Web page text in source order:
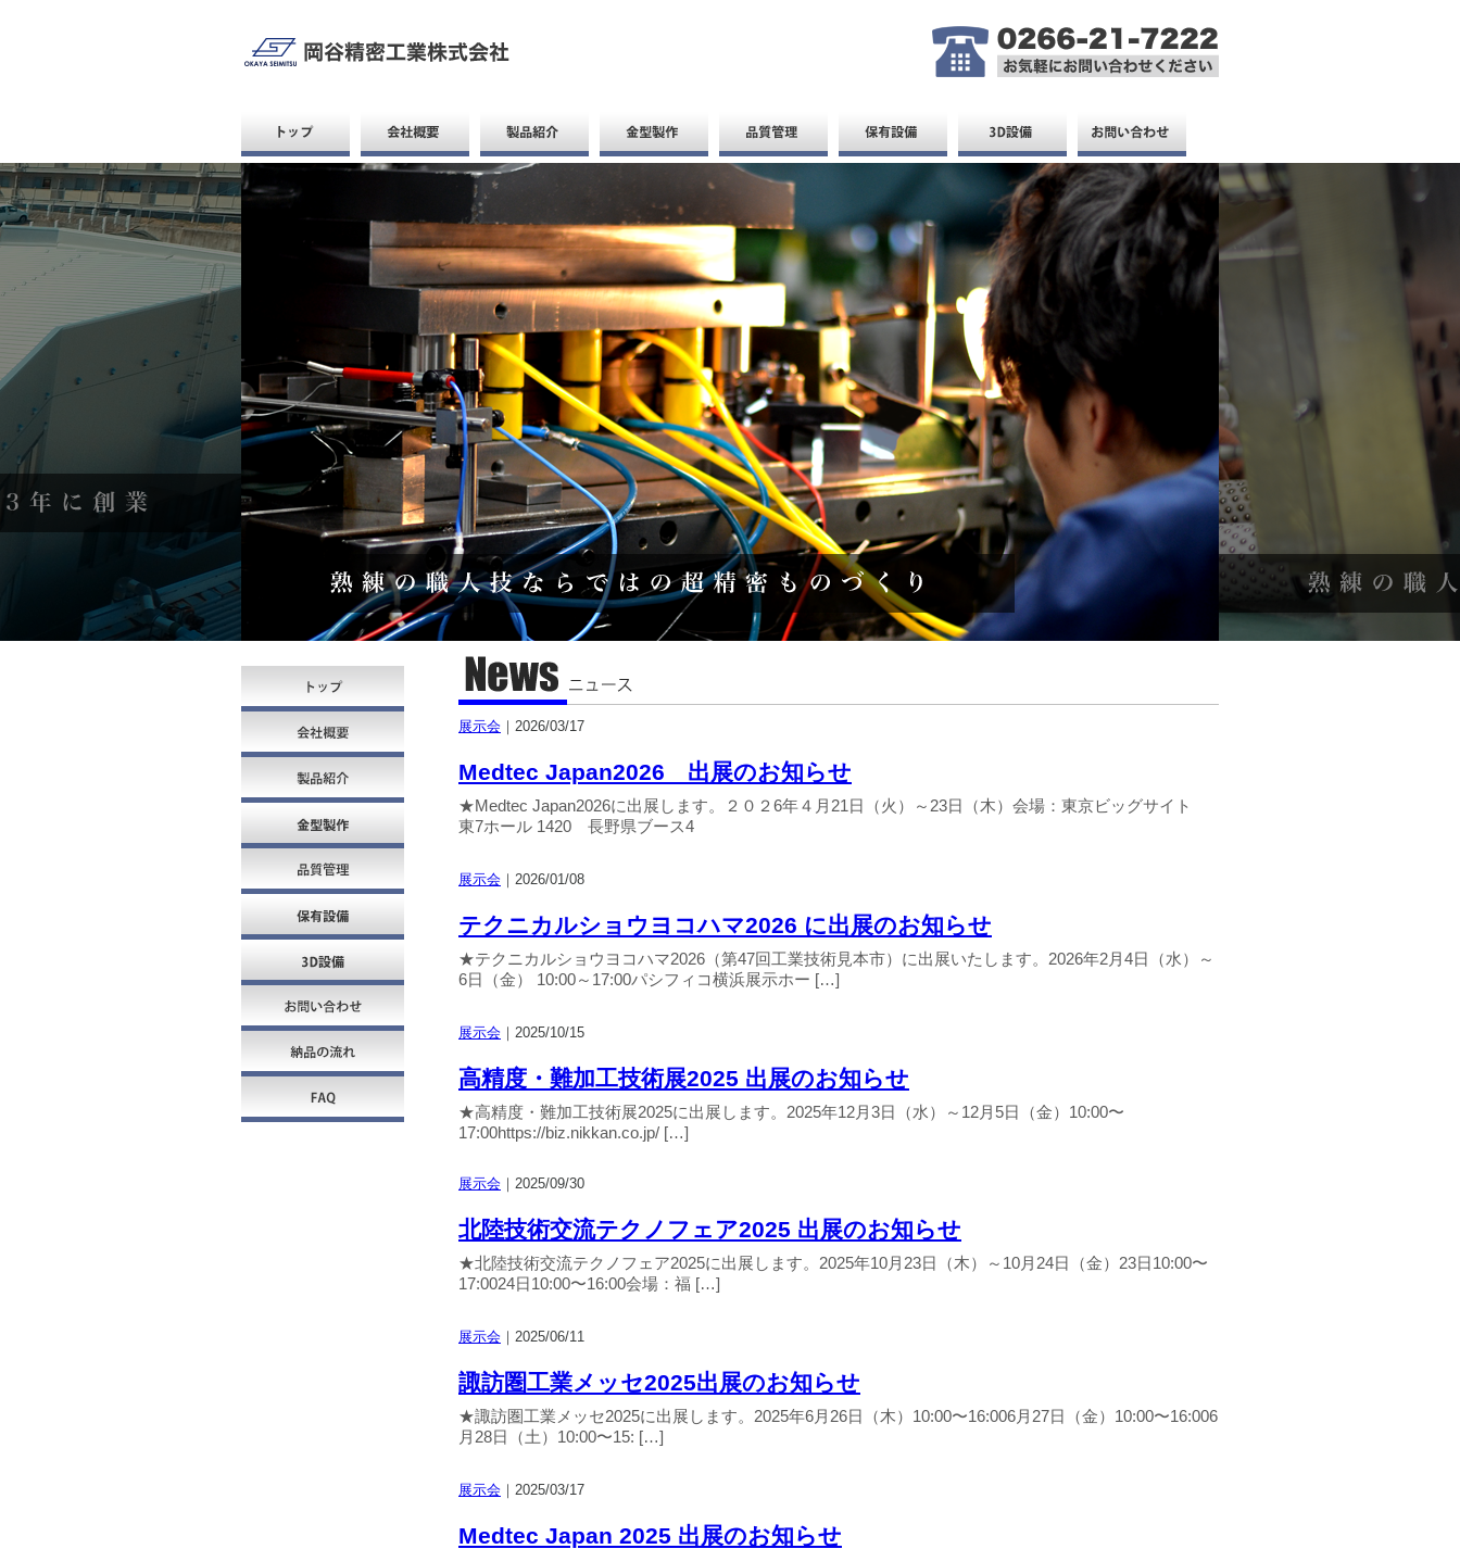
展示会 ｜ 2026/03/17
Medtec Japan2026 出展のお知らせ
★Medtec Japan2026に出展します。２０２6年４月21日（火）～23日（木）会場：東京ビッグサイト
東7ホール 1420 長野県ブース4
展示会 ｜ 2026/01/08
テクニカルショウヨコハマ2026 に出展のお知らせ
★テクニカルショウヨコハマ2026（第47回工業技術見本市）に出展いたします。2026年2月4日（水）～
6日（金） 10:00～17:00パシフィコ横浜展示ホー […]
展示会 ｜ 2025/10/15
高精度・難加工技術展2025 出展のお知らせ
★高精度・難加工技術展2025に出展します。2025年12月3日（水）～12月5日（金）10:00〜
17:00https://biz.nikkan.co.jp/ […]
展示会 ｜ 2025/09/30
北陸技術交流テクノフェア2025 出展のお知らせ
★北陸技術交流テクノフェア2025に出展します。2025年10月23日（木）～10月24日（金）23日10:00〜
17:0024日10:00〜16:00会場：福 […]
展示会 ｜ 2025/06/11
諏訪圏工業メッセ2025出展のお知らせ
★諏訪圏工業メッセ2025に出展します。2025年6月26日（木）10:00〜16:006月27日（金）10:00〜16:006
月28日（土）10:00〜15: […]
展示会 ｜ 2025/03/17
Medtec Japan 2025 出展のお知らせ